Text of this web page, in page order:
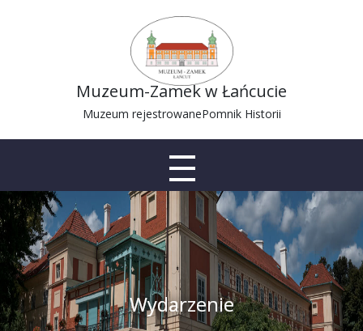
Muzeum-Zamek w Łańcucie
Muzeum rejestrowanePomnik Historii
Wydarzenie